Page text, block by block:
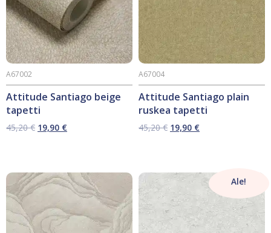
Attitude Santiago beige
tapetti
A67002
45,20€ Alkuperäinen
19,90 €Nykyinen
Attitude Santiago plain
ruskea tapetti
A67004
45,20€ Alkuperäinen
19,90 €Nykyinen
Ale!